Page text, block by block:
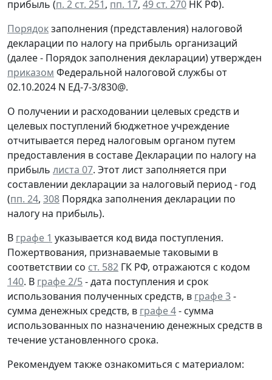
прибыль (п. 2 ст. 251, пп. 17, 49 ст. 270 НК РФ).
Порядокзаполнения (представления) налоговой
декларации по налогу на прибыль организаций
(далее - Порядок заполнения декларации) утвержден
приказом Федеральной налоговой службы от
02.10.2024 N ЕД-7-3/830@.
О получении и расходовании целевых средств и
целевых поступлений бюджетное учреждение
отчитывается перед налоговым органом путем
предоставления в составе Декларации по налогу на
прибыль листа 07. Этот лист заполняется при
составлении декларации за налоговый период - год
(пп. 24, 308 Порядка заполнения декларации по
налогу на прибыль).
В графе 1 указывается код вида поступления.
Пожертвования, признаваемые таковыми в
соответствии со ст. 582 ГК РФ, отражаются с кодом
140. В графе 2/5- дата поступления и срок
использования полученных средств, в графе 3-
сумма денежных средств, в графе 4- сумма
использованных по назначению денежных средств в
течение установленного срока.
Рекомендуем также ознакомиться с материалом: